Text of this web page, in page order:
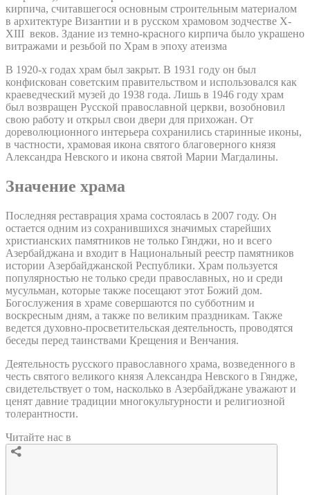
кирпича, считавшегося основным строительным материалом
в архитектуре Византии и в русском храмовом зодчестве X-
XIII веков. Здание из темно-красного кирпича было украшено
витражами и резьбой по Храм в эпоху атеизма
В 1920-х годах храм был закрыт. В 1931 году он был
конфискован советским правительством и использовался как
краеведческий музей до 1938 года. Лишь в 1946 году храм
был возвращен Русской православной церкви, возобновил
свою работу и открыл свои двери для прихожан. От
дореволюционного интерьера сохранились старинные иконы,
в частности, храмовая икона святого благоверного князя
Александра Невского и икона святой Марии Магдалины.
Значение храма
Последняя реставрация храма состоялась в 2007 году. Он
остается одним из сохранившихся значимых старейших
христианских памятников не только Гянджи, но и всего
Азербайджана и входит в Национальный реестр памятников
истории Азербайджанской Республики. Храм пользуется
популярностью не только среди православных, но и среди
мусульман, которые также посещают этот Божий дом.
Богослужения в храме совершаются по субботним и
воскресным дням, а также по великим праздникам. Также
ведется духовно-просветительская деятельность, проводятся
беседы перед таинствами Крещения и Венчания.
Деятельность русского православного храма, возведенного в
честь святого великого князя Александра Невского в Гяндже,
свидетельствует о том, насколько в Азербайджане уважают и
ценят давние традиции многокультурности и религиозной
толерантности.
Читайте нас в